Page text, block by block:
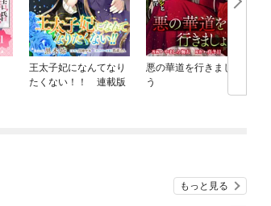
王太子妃になんてなり
たくない！！ 連載版
悪の華道を行きましょ
う
もっと見る